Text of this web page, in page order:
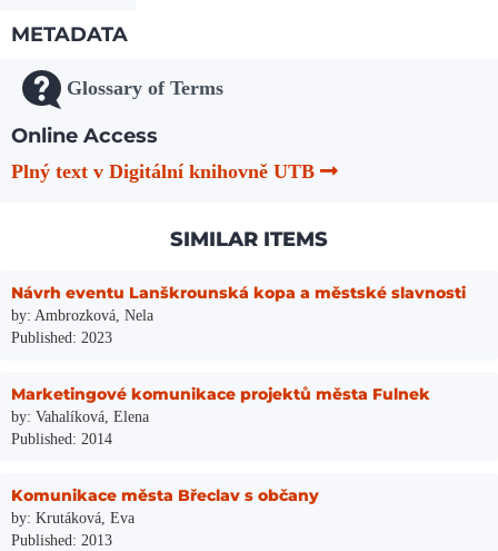
METADATA
Glossary of Terms
Online Access
Plný text v Digitální knihovně UTB
SIMILAR ITEMS
Návrh eventu Lanškrounská kopa a městské slavnosti
by: Ambrozková, Nela
Published: 2023
Marketingové komunikace projektů města Fulnek
by: Vahalíková, Elena
Published: 2014
Komunikace města Břeclav s občany
by: Krutáková, Eva
Published: 2013